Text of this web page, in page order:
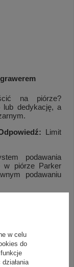
na piórze?
lub dedykację, a
Limit
podawania
w piórze Parker
podawaniu
prezentowe
pióra.
w celu
do